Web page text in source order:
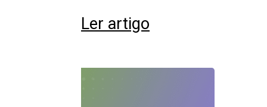
Ler artigo